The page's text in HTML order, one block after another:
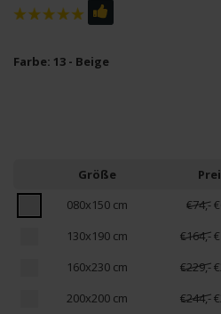
Farbe: 13 - Beige
Größe
080x150 cm
€74,-
130x190 cm
€164,-
160x230 cm
€229,-
200x200 cm
€244,-